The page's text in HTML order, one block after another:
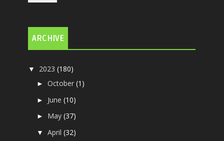
ARCHIVE
▼ 2023(180)
►October(1)
► June(10)
► May(37)
▼April(32)